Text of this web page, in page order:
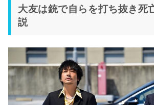
大友は銃で自らを打ち抜き死
説